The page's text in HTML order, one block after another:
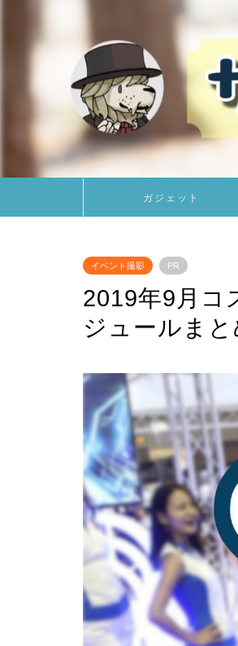
ガジェット
イベント撮影 PR
2019年9月コ
ジュールまと